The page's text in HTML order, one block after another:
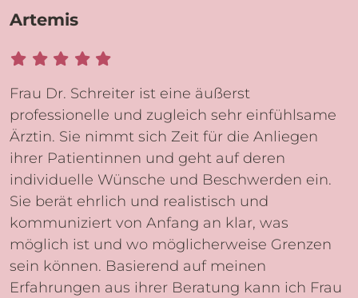
Artemis
Frau Dr. Schreiter ist eine äußerst
professionelle und zugleich sehr einfühlsame
Ärztin. Sie nimmt sich Zeit für die Anliegen
ihrer Patientinnen und geht auf deren
individuelle Wünsche und Beschwerden ein.
Sie berät ehrlich und realistisch und
kommuniziert von Anfang an klar, was
möglich ist und wo möglicherweise Grenzen
sein können. Basierend auf meinen
Erfahrungen aus ihrer Beratung kann ich Frau